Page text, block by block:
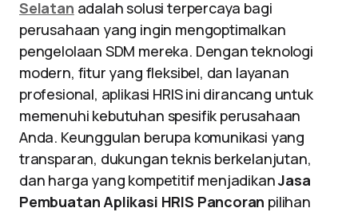
Selatan adalah solusi terpercaya bagi
perusahaan yang ingin mengoptimalkan
pengelolaan SDM mereka. Dengan teknologi
modern, fitur yang fleksibel, dan layanan
profesional, aplikasi HRIS ini dirancang untuk
memenuhi kebutuhan spesifik perusahaan
Anda. Keunggulan berupa komunikasi yang
transparan, dukungan teknis berkelanjutan,
dan harga yang kompetitif menjadikanJasa
Pembuatan Aplikasi HRIS Pancoran pilihan